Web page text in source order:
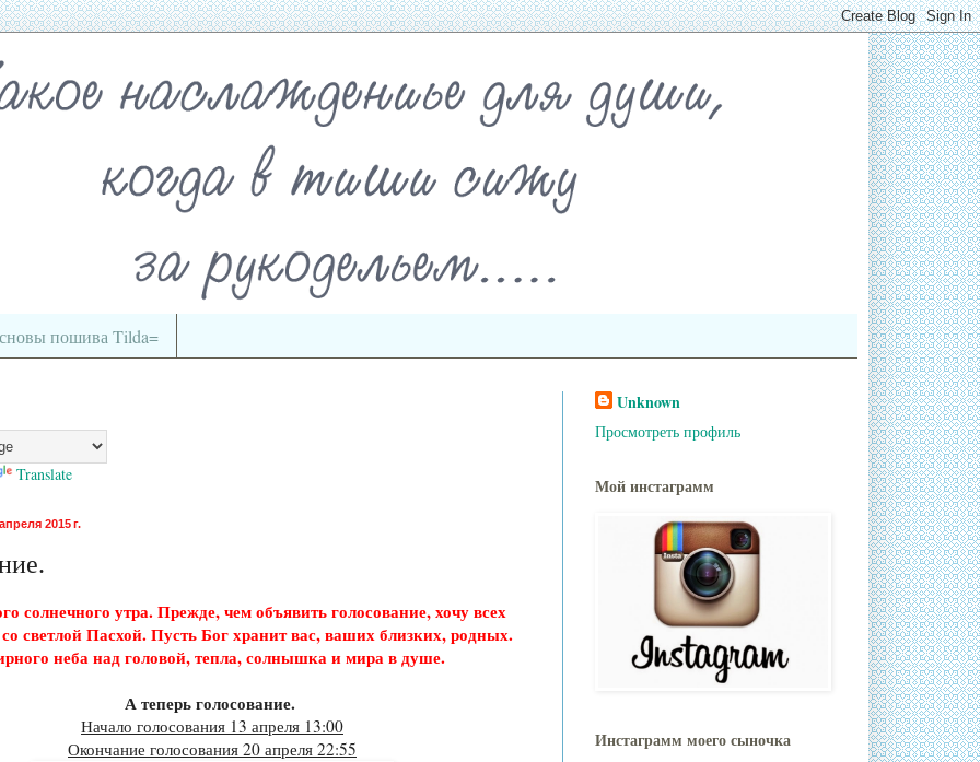
пошива Tilda=
Translate
2015 г.
солнечного утра. Прежде, чем объявить голосование, хочу всех
светлой Пасхой. Пусть Бог хранит вас, ваших близких, родных.
неба над головой, тепла, солнышка и мира в душе.
А теперь голосование.
Начало голосования 13 апреля 13:00
Окончание голосования 20 апреля 22:55
Unknown
Просмотреть профиль
Мой инстаграмм
Инстаграмм моего сыночка